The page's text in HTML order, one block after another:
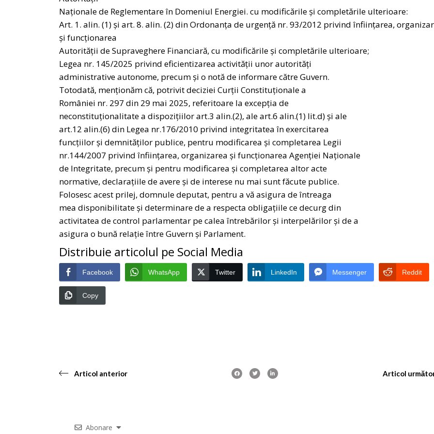
Naționale de Reglementare în Domeniul Energiei. cu modificările şi completările ulterioare:
Art. 1. alin. (1) şi art. 8. alin. (2) din Ordonanţa de urgență nr. 93/2012 privind înființarea,
şi funcționarea
Autorității de Supraveghere Financiară, cu modificările şi completările ulterioare;
Legea nr. 145/2025 privind eficientizarea activității unor autorități
administrative autonome, precum şi o notă de informare către Guvern.
Totodată, menționăm că, potrivit deciziei Curții Constituționale a
României nr. 297 din 29 mai 2025, referitoare la excepţia de
neconstituţionalitate a dispozițiilor art.3 alin.(2), ale art.6 alin.(1) lit.d) şi ale
art.12 alin.(6) din Legea nr.176/2010 privind integritatea în exercitarea
funcţiilor şi demnităţilor publice, pentru modificarea şi completarea Legii
nr.144/2007 privind înfiinţarea, organizarea şi funcţionarea Agenţiei Naţionale
de Integritate, precum şi pentru modificarea şi completarea altor acte
normative, declarațiile de avere şi de interese nu mai sunt făcute publice.
Folosesc acest prilej, domnule deputat, pentru a vă asigura de întreaga
mea disponibilitate şi determinare de a respecta obligațiile ce decurg din
activitatea de control parlamentar pe calea întrebărilor şi interpelărilor şi de a
asigura o bună relaţie între Guvern şi Parlament.
Distribuie articolul pe Social Media
Facebook WhatsApp Twitter LinkedIn Messenger Reddit
Copy
Articol anterior Articol
Abonare